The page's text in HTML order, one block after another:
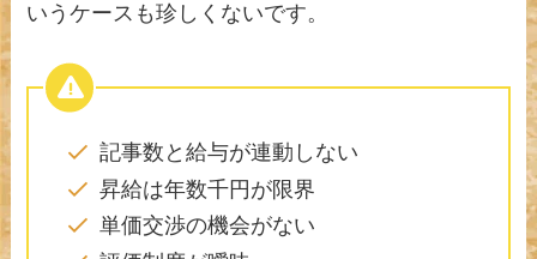
いうケースも珍しくないです。
記事数と給与が連動しない
昇給は年数千円が限界
単価交渉の機会がない